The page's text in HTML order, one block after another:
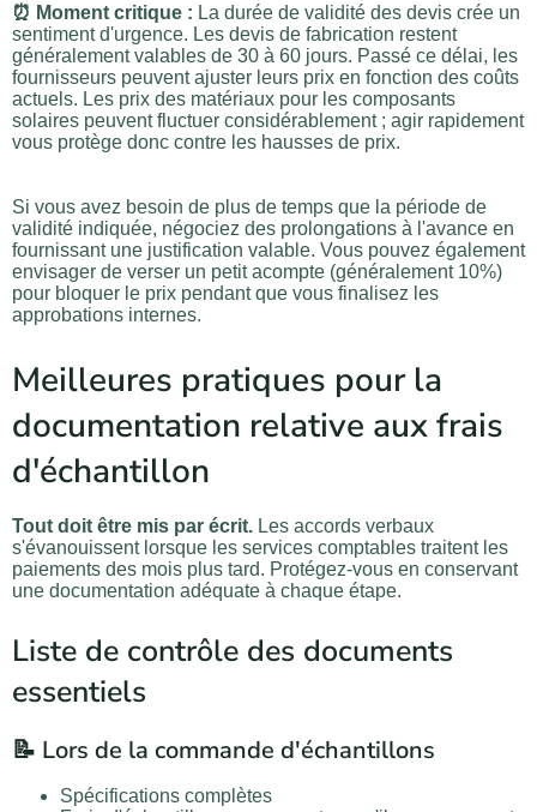
⏰ Moment critique : La durée de validité des devis crée un
sentiment d'urgence. Les devis de fabrication restent
généralement valables de 30 à 60 jours. Passé ce délai, les
fournisseurs peuvent ajuster leurs prix en fonction des coûts
actuels. Les prix des matériaux pour les composants
solaires peuvent fluctuer considérablement ; agir rapidement
vous protège donc contre les hausses de prix.
Si vous avez besoin de plus de temps que la période de
validité indiquée, négociez des prolongations à l'avance en
fournissant une justification valable. Vous pouvez également
envisager de verser un petit acompte (généralement 10%)
pour bloquer le prix pendant que vous finalisez les
approbations internes.
Meilleures pratiques pour la
documentation relative aux frais
d'échantillon
Tout doit être mis par écrit. Les accords verbaux
s'évanouissent lorsque les services comptables traitent les
paiements des mois plus tard. Protégez-vous en conservant
une documentation adéquate à chaque étape.
Liste de contrôle des documents
essentiels
📝 Lors de la commande d'échantillons
Spécifications complètes